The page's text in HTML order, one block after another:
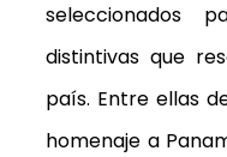
seleccionados
distintivas que
país. Entre ellas
homenaje a